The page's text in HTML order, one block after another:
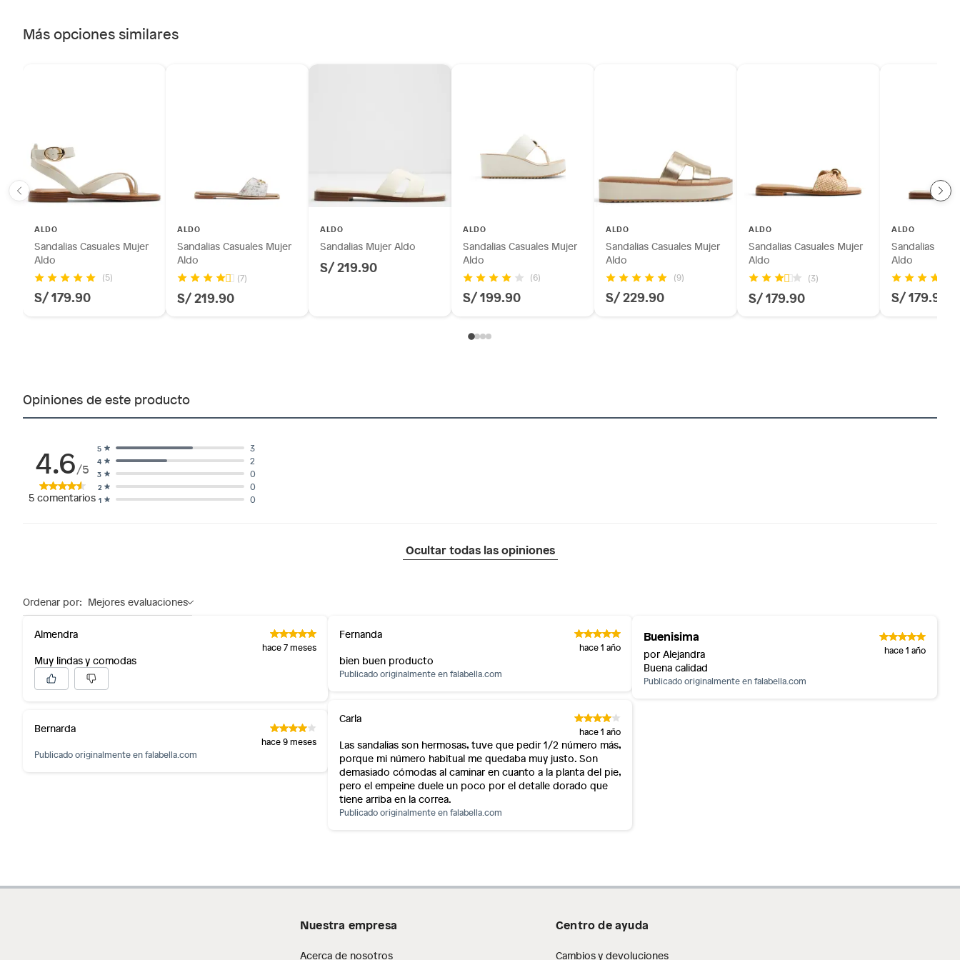
Más opciones similares
ALDO
Sandalias Casuales Mujer
Aldo
(5)
S/ 179.90
ALDO
Sandalias Casuales Mujer
Aldo
(7)
S/ 219.90
ALDO
Sandalias Mujer Aldo
S/ 219.90
ALDO
Sandalias Casuales Mujer
Aldo
(6)
S/ 199.90
ALDO
Sandalias Casuales Mujer
Aldo
(9)
S/ 229.90
ALDO
Sandalias Casuales Mujer
Aldo
(3)
S/ 179.90
ALDO
Sandalias
Aldo
S/ 179.90
Opiniones de este producto
4.6/5
5 comentarios 1 0
2 0
3 0
4 2
5 3
Ocultar todas las opiniones
Ordenar por: Mejores evaluaciones
Almendra
hace 7 meses
Muy lindas y comodas
Bernarda
hace 9 meses
Publicado originalmente enfalabella.com
Fernanda
hace 1 año
bien buen producto
Publicado originalmente enfalabella.com
Carla
hace 1 año
Las sandalias son hermosas, tuve que pedir 1/2 número más,
porque mi número habitual me quedaba muy justo. Son
demasiado cómodas al caminar en cuanto a la planta del pie,
pero el empeine duele un poco por el detalle dorado que
tiene arriba en la correa.
Publicado originalmente enfalabella.com
Buenisima
por Alejandra hace 1 año
Buena calidad
Publicado originalmente enfalabella.com
Nuestra empresa
Acerca de nosotros
Centro de ayuda
Cambios y devoluciones